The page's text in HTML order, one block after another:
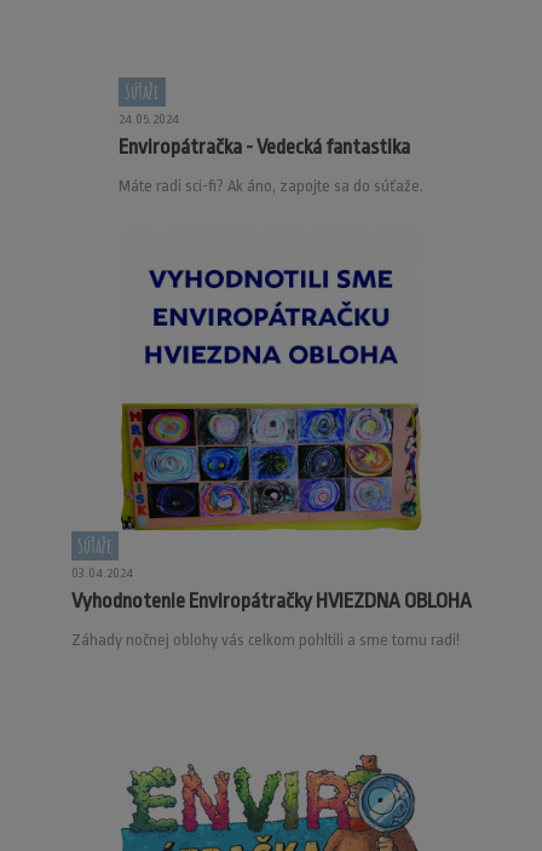
Súťaže
24.05.2024
Enviropátračka - Vedecká fantastika
Máte radi sci-fi? Ak áno, zapojte sa do súťaže.
Súťaže
03.04.2024
Vyhodnotenie Enviropátračky HVIEZDNA OBLOHA
Záhady nočnej oblohy vás celkom pohltili a sme tomu radi!